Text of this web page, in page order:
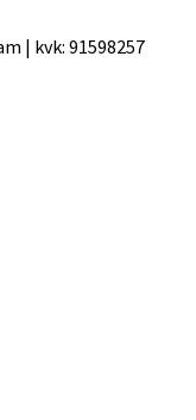
| kvk: 91598257